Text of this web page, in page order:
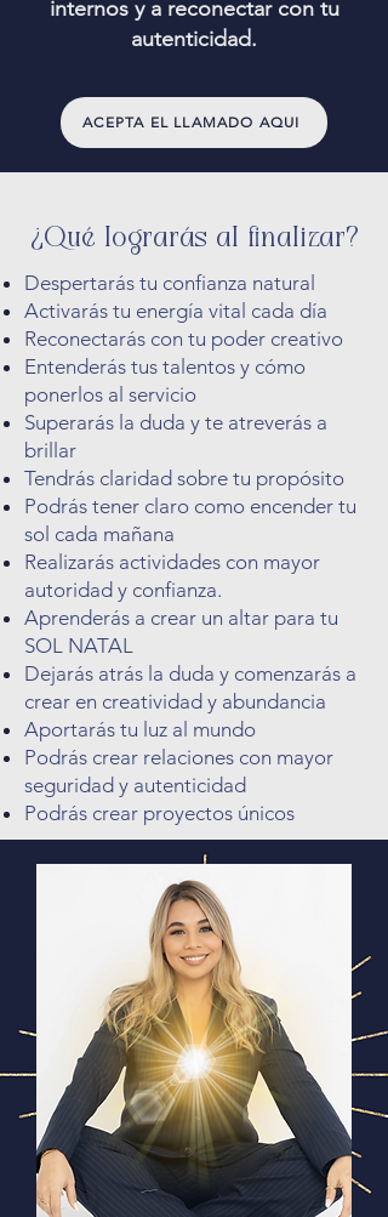
internos y a reconectar con tu
autenticidad.
ACEPTA EL LLAMADO AQUI
¿Qué lograrás al finalizar?
Despertarás tu confianza natural
Activarás tu energía vital cada día
Reconectarás con tu poder creativo
Entenderás tus talentos y cómo
ponerlos al servicio
Superarás la duda y te atreverás a
brillar
Tendrás claridad sobre tu propósito
Podrás tener claro como encender tu
sol cada mañana
Realizarás actividades con mayor
autoridad y confianza.
Aprenderás a crear un altar para tu
SOL NATAL
Dejarás atrás la duda y comenzarás a
crear en creatividad y abundancia
Aportarás tu luz al mundo
Podrás crear relaciones con mayor
seguridad y autenticidad
Podrás crear proyectos únicos